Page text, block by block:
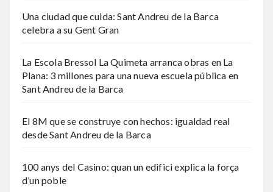
Una ciudad que cuida: Sant Andreu de la Barca
celebra a su Gent Gran
La Escola Bressol La Quimeta arranca obras en La
Plana: 3 millones para una nueva escuela pública en
Sant Andreu de la Barca
El 8M que se construye con hechos: igualdad real
desde Sant Andreu de la Barca
100 anys del Casino: quan un edifici explica la força
d’un poble